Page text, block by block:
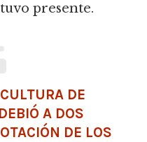
presente.
DE
A DOS
DE LOS